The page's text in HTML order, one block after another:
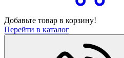
Добавьте товар в корзину!
Перейти в каталог